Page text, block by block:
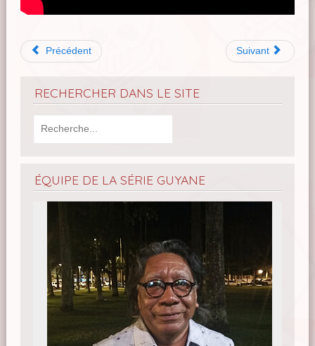
Précédent Suivant
RECHERCHER DANS LE SITE
ÉQUIPE DE LA SÉRIE GUYANE